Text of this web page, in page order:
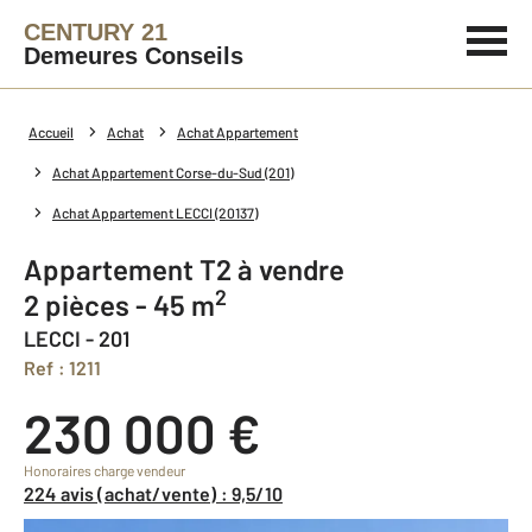
CENTURY 21
Demeures Conseils
Accueil Achat Achat Appartement
Achat Appartement Corse-du-Sud (201)
Achat Appartement LECCI (20137)
Appartement T2 à vendre
2 pièces - 45 m2
LECCI - 201
Ref : 1211
230 000 €
Honoraires charge vendeur
224 avis (achat/vente) : 9,5/10